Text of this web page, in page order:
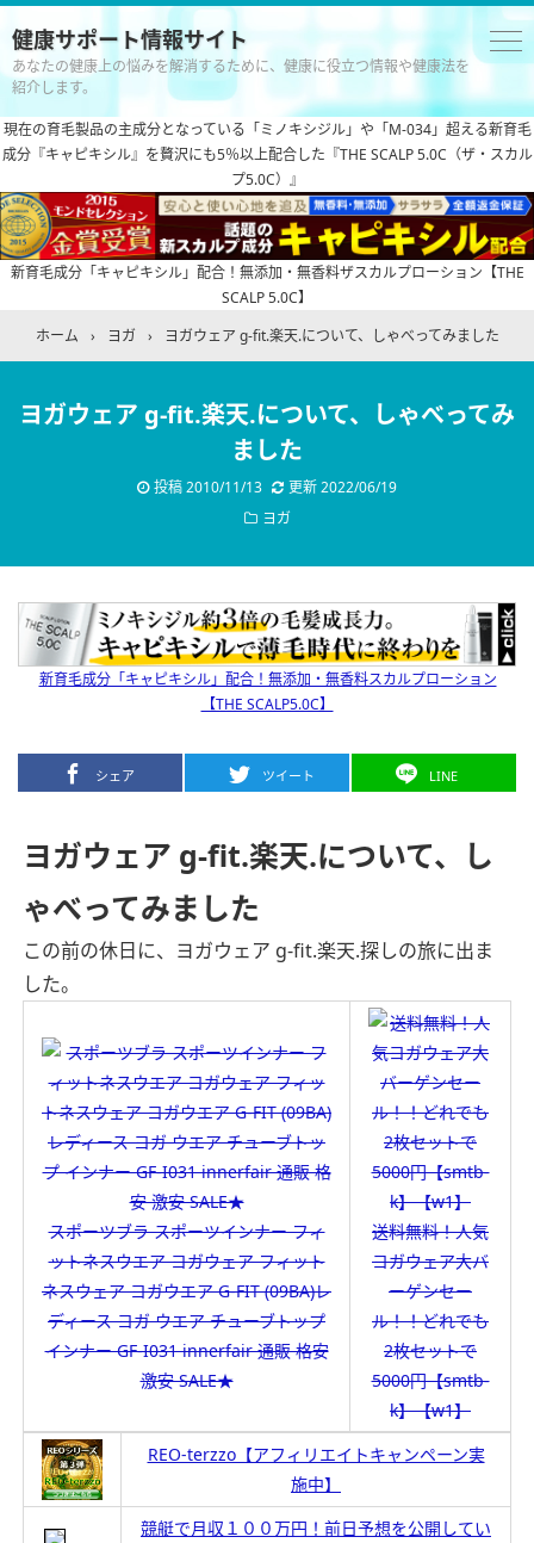
健康サポート情報サイト
あなたの健康上の悩みを解消するために、健康に役立つ情報や健康法を
紹介します。
現在の育毛製品の主成分となっている「ミノキシジル」や「M-034」超える新育毛
成分『キャピキシル』を贅沢にも5％以上配合した『THE SCALP 5.0C（ザ・スカル
プ5.0C）』
新育毛成分「キャピキシル」配合！無添加・無香料ザスカルプローション【THE
SCALP 5.0C】
ホーム
› ヨガ › ヨガウェア g-fit.楽天.について、しゃべってみました
ヨガウェア g-fit.楽天.について、しゃべってみ
ました
投稿2010/11/13 更新2022/06/19
ヨガ
新育毛成分「キャピキシル」配合！無添加・無香料スカルプローション
【THE SCALP5.0C】
シェア ツイート LINE
ヨガウェア g-fit.楽天.について、し
ゃべってみました
この前の休日に、ヨガウェア g-fit.楽天.探しの旅に出ま
した。
スポーツブラ スポーツインナー フィ
ットネスウエア ヨガウェア フィット
ネスウェア ヨガウエア G-FIT (09BA)レ
ディース ヨガ ウエア チューブトップ
インナー GF-I031 innerfair 通販 格安
激安 SALE★
送料無料！人気
ヨガウェア大バ
ーゲンセー
ル！！どれでも
2枚セットで
5000円【smtb-
k】【w1】
REO-terzzo【アフィリエイトキャンペーン実
施中】
競艇で月収１００万円！前日予想を公開してい